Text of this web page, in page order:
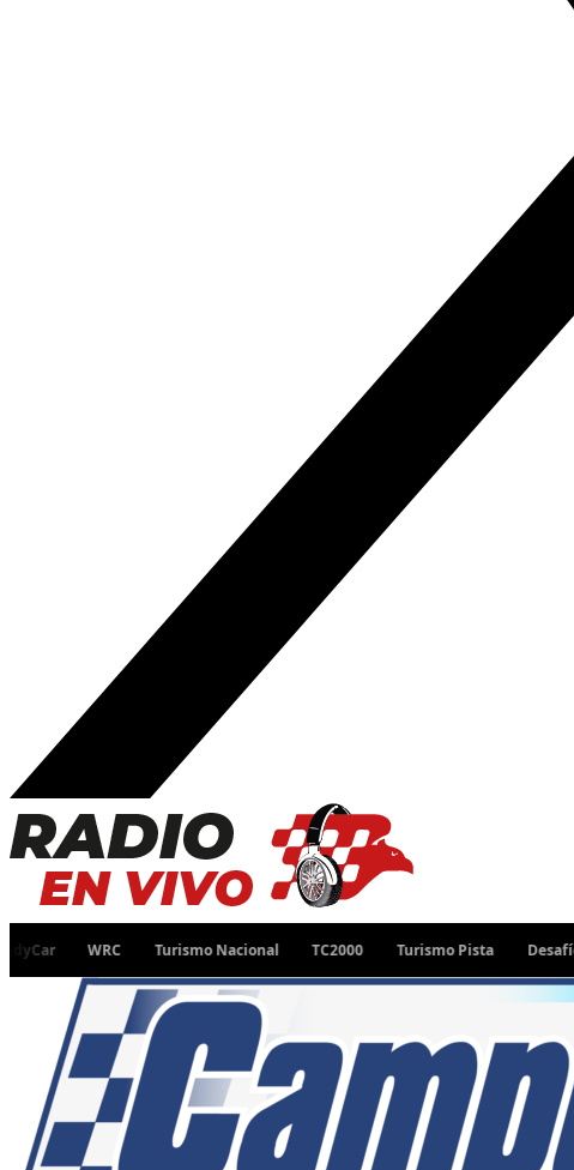
WRC Turismo Nacional TC2000 Turismo Pista Desafío Ruta 40